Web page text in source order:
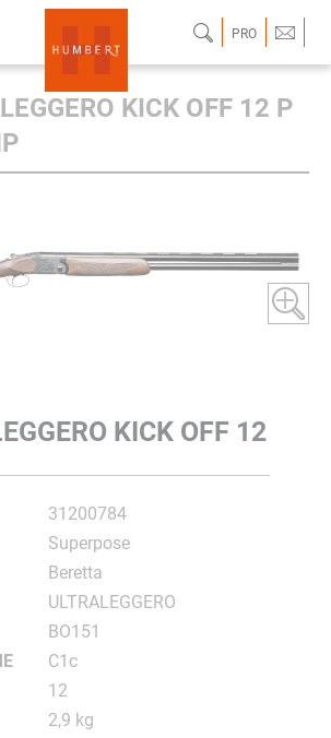
PRO
KICK OFF 12 P
KICK OFF 12
31200784
Superpose
Beretta
ULTRALEGGERO
BO151
C1c
12
2,9 kg